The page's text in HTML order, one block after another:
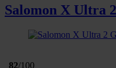
Salomon X Ultra
82/100